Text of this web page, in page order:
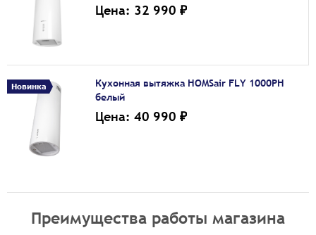
Цена: 32 990 ₽
Новинка
Кухонная вытяжка HOMSair FLY 1000PH
белый
Цена: 40 990 ₽
Преимущества работы магазина